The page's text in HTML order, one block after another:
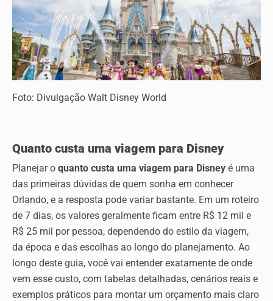
Foto: Divulgação Walt Disney World
Quanto custa uma viagem para Disney
Planejar o quanto custa uma viagem para Disney é uma
das primeiras dúvidas de quem sonha em conhecer
Orlando, e a resposta pode variar bastante. Em um roteiro
de 7 dias, os valores geralmente ficam entre R$ 12 mil e
R$ 25 mil por pessoa, dependendo do estilo da viagem,
da época e das escolhas ao longo do planejamento. Ao
longo deste guia, você vai entender exatamente de onde
vem esse custo, com tabelas detalhadas, cenários reais e
exemplos práticos para montar um orçamento mais claro